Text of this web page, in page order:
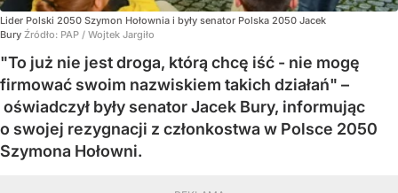
Lider Polski 2050 Szymon Hołownia i były senator Polska 2050 Jacek
Bury Źródło: PAP / Wojtek Jargiło
"To już nie jest droga, którą chcę iść - nie mogę
firmować swoim nazwiskiem takich działań" –
oświadczył były senator Jacek Bury, informując
o swojej rezygnacji z członkostwa w Polsce 2050
Szymona Hołowni.